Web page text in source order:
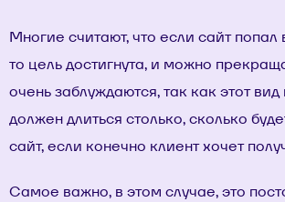
Многие считают, что если сайт
то цель достигнута, и можно
очень заблуждаются, так как этот
должен длиться столько, сколько
сайт, если конечно клиент хочет
Самое важно, в этом случае, это